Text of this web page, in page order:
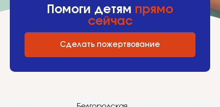
Помоги детям прямо
сейчас
Сделать пожертвование